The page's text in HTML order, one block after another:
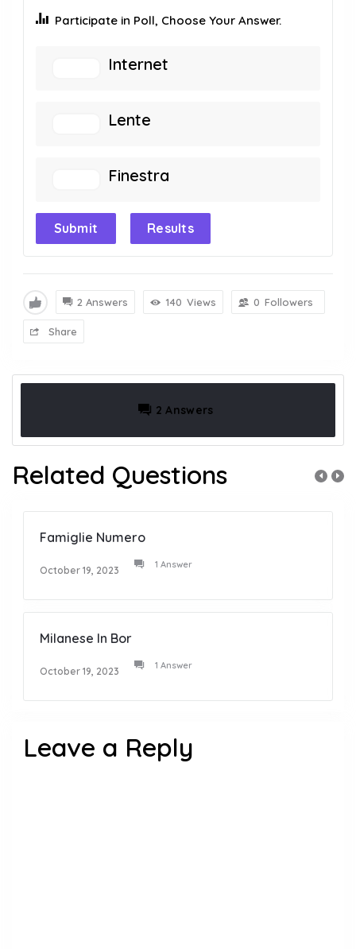
Participate in Poll, Choose Your Answer.
Internet
Lente
Finestra
Submit Results
2 Answers 140 Views 0 Followers
Share
2 Answers
Related Questions
Famiglie Numero
October 19, 2023 1 Answer
Milanese In Bor
October 19, 2023 1 Answer
Leave a Reply